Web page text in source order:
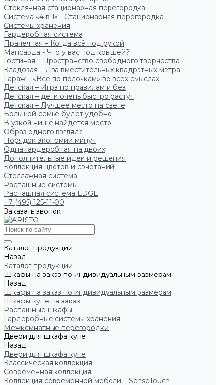
Стеклянная стационарная перегородка
Система «4 в 1» - Стационарная перегородка
Системы хранения
Гардеробная система
Прачечная – Когда всё под рукой
Мансарда - Что у вас под крышей?
Гостиная – Пространство свободного творчества
Кладовая – Два вместительных квадратных метра
Гараж – «Всё по полочкам» во всех смыслах
Детская – Игра по правилам и без
Детская – дети очень быстро растут
Детская – Лучшее место на свете
Большой семье будет удобно
В узкой нише найдется место
Образ одного взгляда
Порядок экономии минут
Одна гардеробная на двоих
Дополнительные идеи и решения
Коллекция цветов и сочетаний
Стеллажная система
Распашные системы
Распашная система EDGE
+7 (495) 125-11-00
Заказать звонок
Каталог продукции
Назад
Каталог продукции
Шкафы на заказ по индивидуальным размерам
Назад
Шкафы на заказ по индивидуальным размерам
Шкафы купе на заказ
Распашные шкафы
Гардеробные системы хранения
Межкомнатные перегородки
Двери для шкафа купе
Назад
Двери для шкафа купе
Классическая коллекция
Современная коллекция
Коллекция современной мебели – SenseTouch